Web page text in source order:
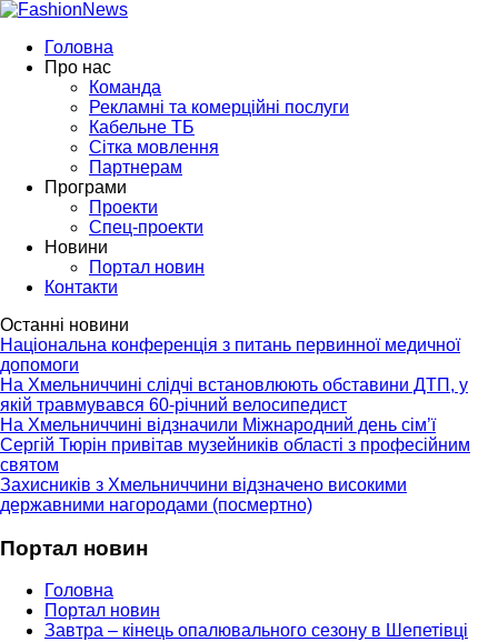
Головна
Про нас
Команда
Рекламні та комерційні послуги
Кабельне ТБ
Сітка мовлення
Партнерам
Програми
Проекти
Спец-проекти
Новини
Портал новин
Контакти
Останні новини
Національна конференція з питань первинної медичної
допомоги
На Хмельниччині слідчі встановлюють обставини ДТП, у
якій травмувався 60-річний велосипедист
На Хмельниччині відзначили Міжнародний день сім’ї
Сергій Тюрін привітав музейників області з професійним
святом
Захисників з Хмельниччини відзначено високими
державними нагородами (посмертно)
Портал новин
Головна
Портал новин
Завтра – кінець опалювального сезону в Шепетівці